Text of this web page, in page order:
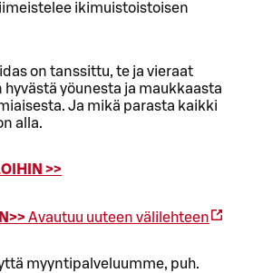
ikimuistoistoisen
on tanssittu, te ja vieraat
yöunesta ja maukkaasta
Ja mikä parasta kaikki
alla.
>>
Avautuu uuteen välilehteen
myyntipalveluumme, puh.